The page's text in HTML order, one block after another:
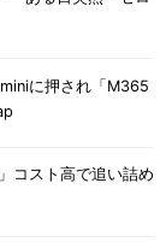
に押され「M365
コスト高で追い詰め